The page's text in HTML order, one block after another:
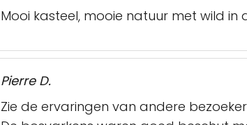
Mooi kasteel, mooie natuur met wild
Pierre D.
Zie de ervaringen van andere